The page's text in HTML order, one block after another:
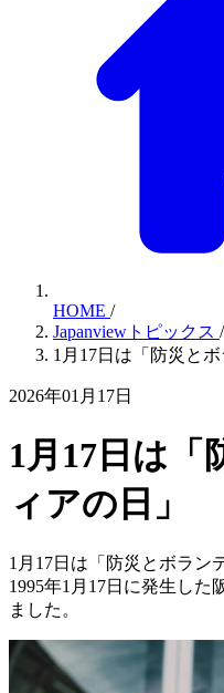
HOME /
Japanviewトピックス /
1月17日は「防災とボ
2026年01月17日
1月17日は「
ィアの日」
1月17日は「防災とボラン
1995年1月17日に発生し
ました。